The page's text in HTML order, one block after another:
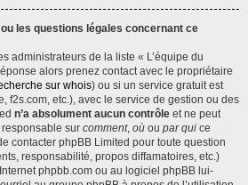
les questions légales concernant ce
administrateurs de la liste « L’équipe du
alors prenez contact avec le propriétaire
sur whois) ou si un service gratuit est
f2s.com, etc.), avec le service de gestion ou des
n’a absolument aucun contrôle et ne peut
sur comment, où ou par qui ce
contacter phpBB Limited pour toute question
responsabilité, propos diffamatoires, etc.)
phpbb.com ou au logiciel phpBB lui-